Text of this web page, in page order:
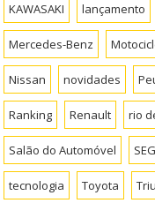
KAWASAKI lançamento
Mercedes-Benz
Nissan novidades
Ranking Renault rio
Salão do Automóvel
tecnologia Toyota